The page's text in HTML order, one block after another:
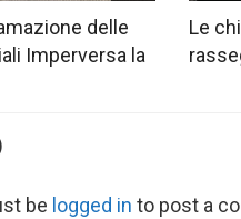
delle
Imperversa la
Le
be logged in to post a